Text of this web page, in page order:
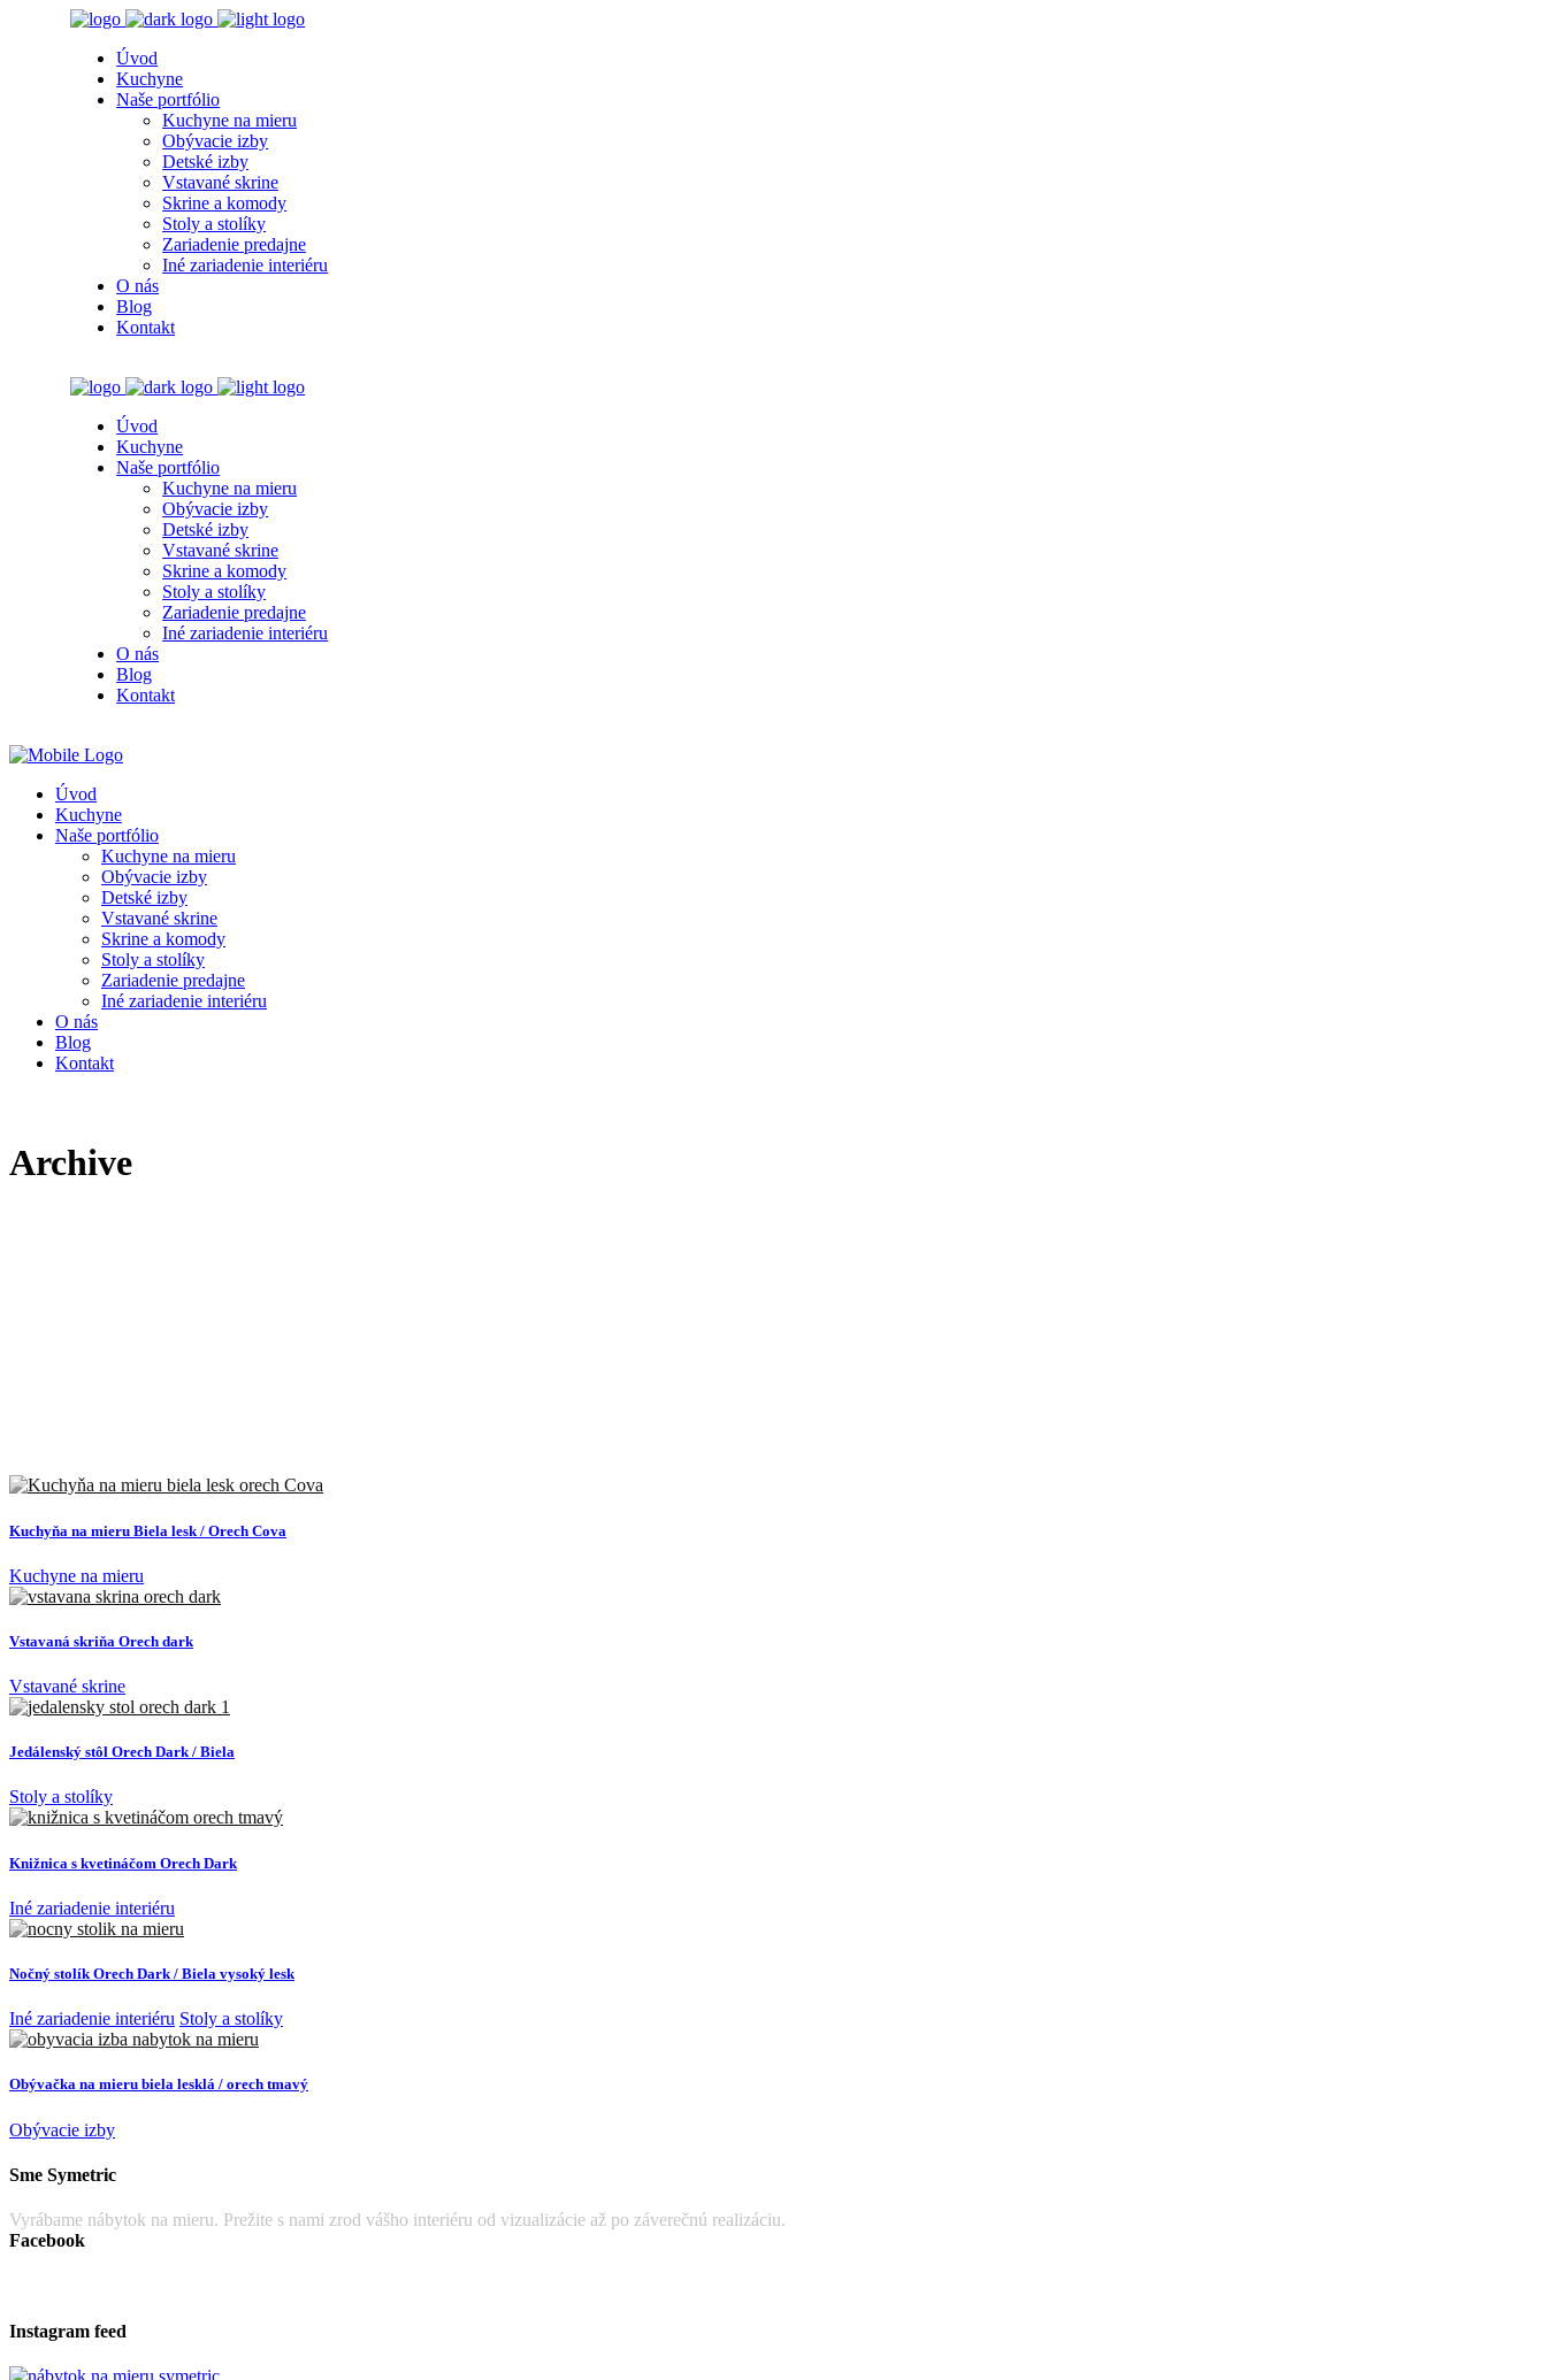
Úvod
Kuchyne
Naše portfólio
Kuchyne na mieru
Obývacie izby
Detské izby
Vstavané skrine
Skrine a komody
Stoly a stolíky
Zariadenie predajne
Iné zariadenie interiéru
O nás
Blog
Kontakt
Úvod
Kuchyne
Naše portfólio
Kuchyne na mieru
Obývacie izby
Detské izby
Vstavané skrine
Skrine a komody
Stoly a stolíky
Zariadenie predajne
Iné zariadenie interiéru
O nás
Blog
Kontakt
Úvod
Kuchyne
Naše portfólio
Kuchyne na mieru
Obývacie izby
Detské izby
Vstavané skrine
Skrine a komody
Stoly a stolíky
Zariadenie predajne
Iné zariadenie interiéru
O nás
Blog
Kontakt
Archive
Kuchyňa na mieru Biela lesk / Orech Cova
Kuchyne na mieru
Vstavaná skriňa Orech dark
Vstavané skrine
Jedálenský stôl Orech Dark / Biela
Stoly a stolíky
Knižnica s kvetináčom Orech Dark
Iné zariadenie interiéru
Nočný stolík Orech Dark / Biela vysoký lesk
Iné zariadenie interiéru Stoly a stolíky
Obývačka na mieru biela lesklá / orech tmavý
Obývacie izby
Sme Symetric
Vyrábame nábytok na mieru. Prežite s nami zrod vášho interiéru od vizualizácie až po záverečnú realizáciu.
Facebook
Instagram feed